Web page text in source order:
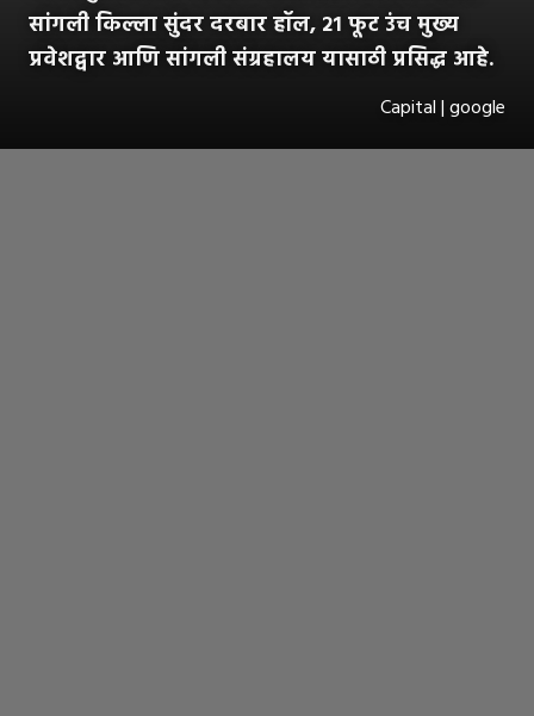
सांगली किल्ला सुंदर दरबार हॉल, २१ फूट उंच मुख्य
प्रवेशद्वार आणि सांगली संग्रहालय यासाठी प्रसिद्ध आहे.
Capital | google